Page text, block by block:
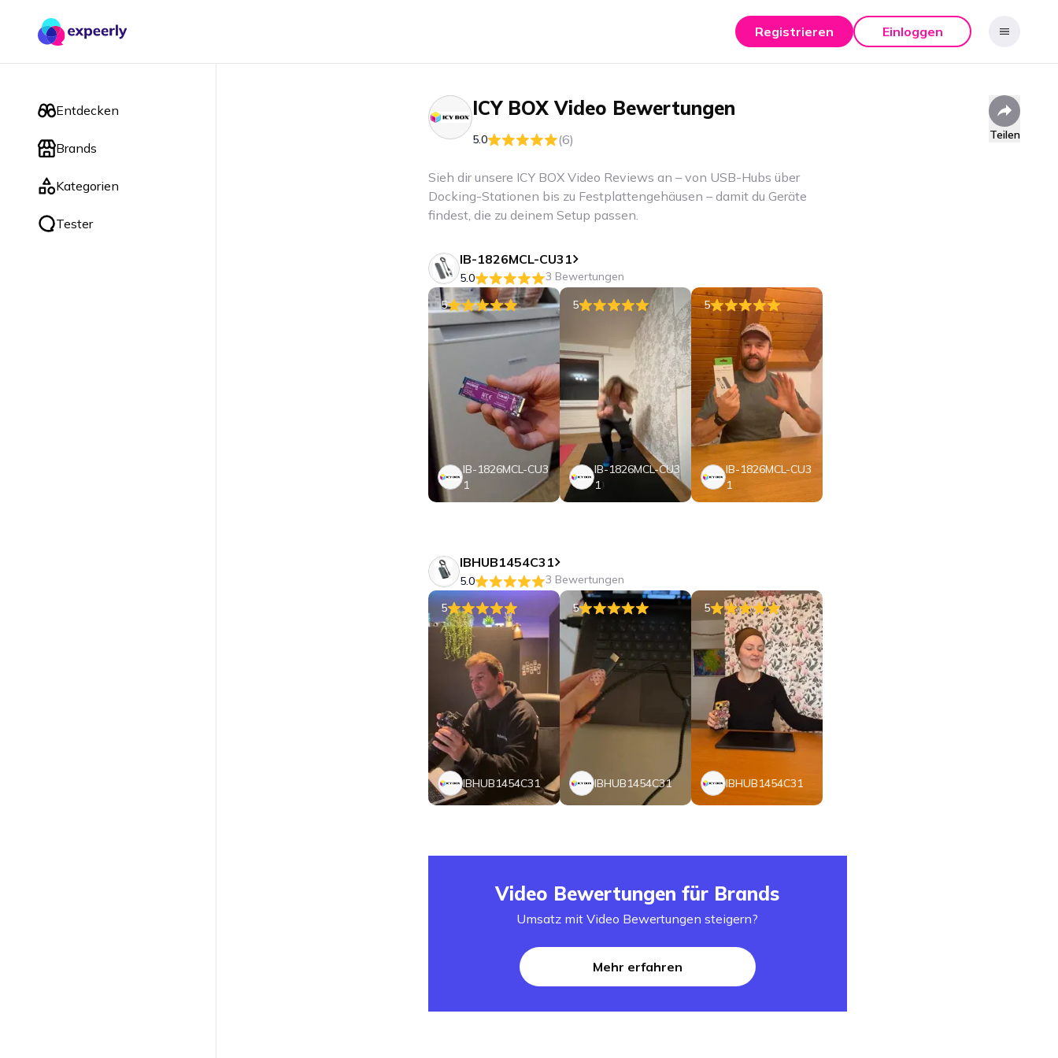
Registrieren Einloggen
Entdecken
Brands
Kategorien
Tester
ICY BOX Video Bewertungen
5.0 (6) Teilen
Sieh dir unsere ICY BOX Video Reviews an – von USB-Hubs über
Docking-Stationen bis zu Festplattengehäusen – damit du Geräte
findest, die zu deinem Setup passen.
IB-1826MCL-CU31
5.0
3 Bewertungen
5
IB-1826MCL-CU3
1
5
IB-1826MCL-CU3
1
5
IB-1826MCL-CU3
1
IBHUB1454C31
5.0
3 Bewertungen
5
IBHUB1454C31
5
IBHUB1454C31
5
IBHUB1454C31
Video Bewertungen für Brands
Umsatz mit Video Bewertungen steigern?
Mehr erfahren